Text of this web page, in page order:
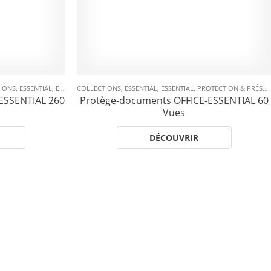
, ESSENTIAL, ESSENTIAL ,PROTÈGE-DOCUMENTS
260
COLLECTIONS, ESSENTIAL, ESSENTIAL, PROTECTION & PRÉSENTATION
Protège-documents OFFICE-ESSENTIAL 60
Vues
DÉCOUVRIR